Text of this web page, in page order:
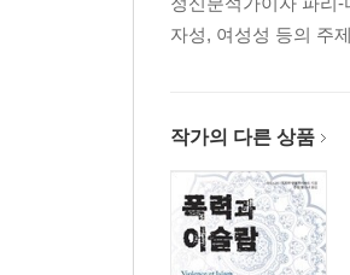
자성, 여성성 등의 주
작가의 다른 상품